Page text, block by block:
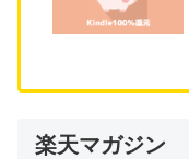
楽天マガジン